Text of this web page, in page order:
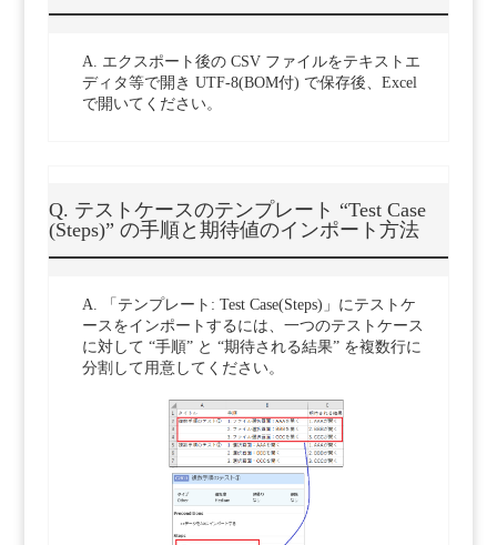
A. エクスポート後の CSV ファイルをテキストエ
ディタ等で開き UTF-8(BOM付) で保存後、Excel
で開いてください。
Q. テストケースのテンプレート “Test Case
(Steps)” の手順と期待値のインポート方法
A. 「テンプレート: Test Case(Steps)」にテストケ
ースをインポートするには、一つのテストケース
に対して “手順” と “期待される結果” を複数行に
分割して用意してください。